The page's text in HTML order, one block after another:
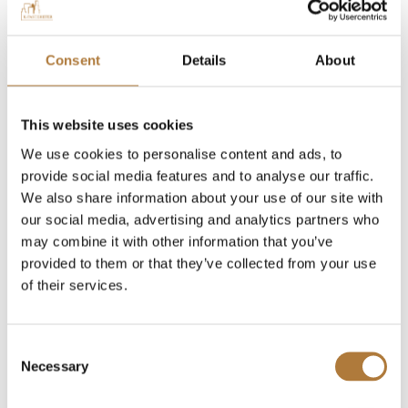
Consent Details About
This website uses cookies
We use cookies to personalise content and ads, to
provide social media features and to analyse our traffic.
We also share information about your use of our site with
our social media, advertising and analytics partners who
may combine it with other information that you’ve
provided to them or that they’ve collected from your use
of their services.
Selection
Necessary